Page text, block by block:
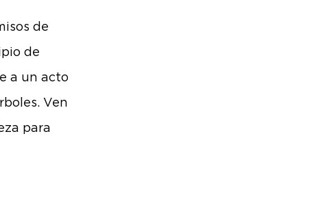
de
de
a un acto
Ven
para